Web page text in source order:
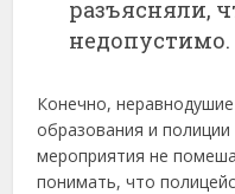
разъясняли,
недопустимо.
Конечно,
образования и
мероприятия не
понимать, что